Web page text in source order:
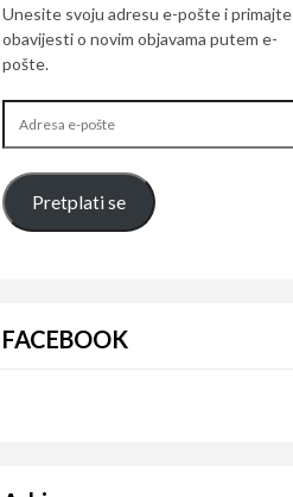
Unesite svoju adresu e-pošte i primajte
obavijesti o novim objavama putem e-
pošte.
Pretplati se
FACEBOOK